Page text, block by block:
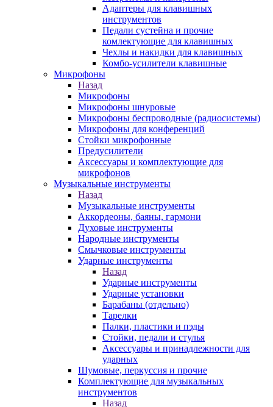
Адаптеры для клавишных
инструментов
Педали сустейна и прочие
комлектующие для клавишных
Чехлы и накидки для клавишных
Комбо-усилители клавишные
Микрофоны
Назад
Микрофоны
Микрофоны шнуровые
Микрофоны беспроводные (радиосистемы)
Микрофоны для конференций
Стойки микрофонные
Предусилители
Аксессуары и комплектующие для
микрофонов
Музыкальные инструменты
Назад
Музыкальные инструменты
Аккордеоны, баяны, гармони
Духовые инструменты
Народные инструменты
Смычковые инструменты
Ударные инструменты
Назад
Ударные инструменты
Ударные установки
Барабаны (отдельно)
Тарелки
Палки, пластики и пэды
Стойки, педали и стулья
Аксессуары и принадлежности для
ударных
Шумовые, перкуссия и прочие
Комплектующие для музыкальных
инструментов
Назад